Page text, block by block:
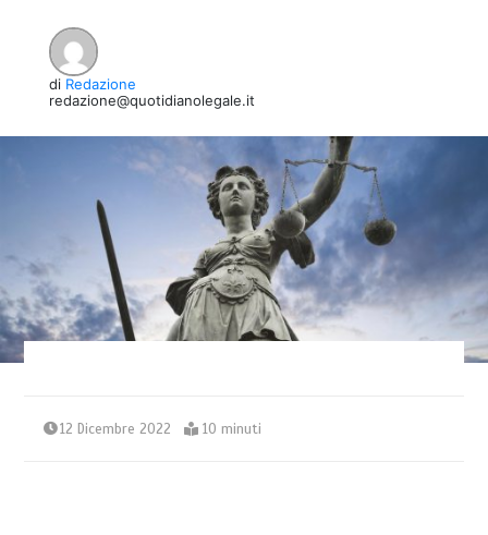
di Redazione
redazione@quotidianolegale.it
12 Dicembre 2022 10 minuti